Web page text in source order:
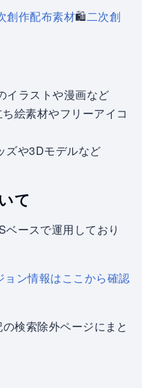
創作配布素材🛍️二次創
イラストや漫画など
絵素材やフリーアイコ
ズや3Dモデルなど
て
ースで運用しており
ン情報はここから確認
検索除外ページにまと